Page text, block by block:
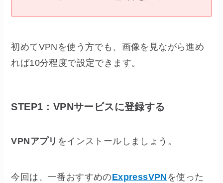
初めてVPNを使う方でも、画像を見ながら進め
れば10分程度で設定できます。
STEP1：VPNサービスに登録する
VPNアプリ をインストールしましょう。
今回は、一番おすすめのExpressVPN を使った